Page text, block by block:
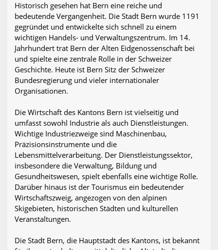
Historisch gesehen hat Bern eine reiche und
bedeutende Vergangenheit. Die Stadt Bern wurde 1191
gegründet und entwickelte sich schnell zu einem
wichtigen Handels- und Verwaltungszentrum. Im 14.
Jahrhundert trat Bern der Alten Eidgenossenschaft bei
und spielte eine zentrale Rolle in der Schweizer
Geschichte. Heute ist Bern Sitz der Schweizer
Bundesregierung und vieler internationaler
Organisationen.
Die Wirtschaft des Kantons Bern ist vielseitig und
umfasst sowohl Industrie als auch Dienstleistungen.
Wichtige Industriezweige sind Maschinenbau,
Präzisionsinstrumente und die
Lebensmittelverarbeitung. Der Dienstleistungssektor,
insbesondere die Verwaltung, Bildung und
Gesundheitswesen, spielt ebenfalls eine wichtige Rolle.
Darüber hinaus ist der Tourismus ein bedeutender
Wirtschaftszweig, angezogen von den alpinen
Skigebieten, historischen Städten und kulturellen
Veranstaltungen.
Die Stadt Bern, die Hauptstadt des Kantons, ist bekannt